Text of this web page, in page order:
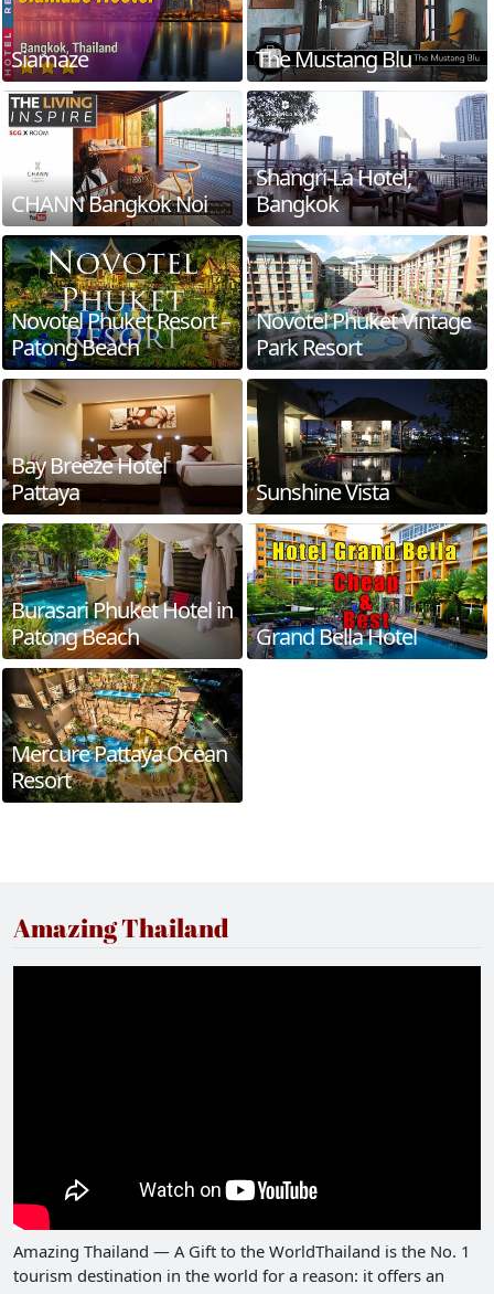
Siamaze The Mustang Blu
CHANN Bangkok Noi
Shangri-La Hotel,
Bangkok
Novotel Phuket Resort –
Patong Beach
Novotel Phuket Vintage
Park Resort
Bay Breeze Hotel
Pattaya
Sunshine Vista
Burasari Phuket Hotel in
Patong Beach
Grand Bella Hotel
Mercure Pattaya Ocean
Resort
Amazing Thailand
Amazing Thailand — A Gift to the WorldThailand is the No. 1
tourism destination in the world for a reason: it offers an